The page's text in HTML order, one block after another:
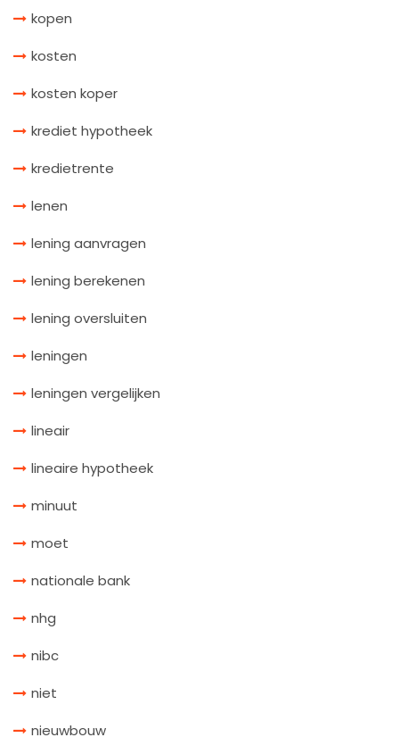
kopen
kosten
kosten koper
krediet hypotheek
kredietrente
lenen
lening aanvragen
lening berekenen
lening oversluiten
leningen
leningen vergelijken
lineair
lineaire hypotheek
minuut
moet
nationale bank
nhg
nibc
niet
nieuwbouw